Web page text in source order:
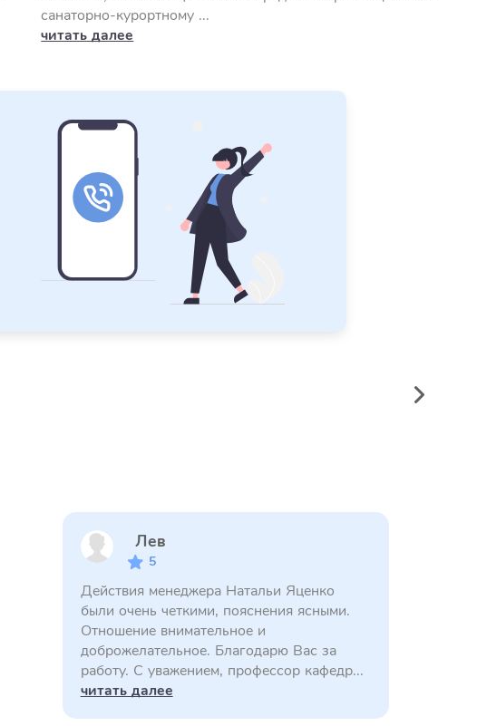
санаторно-курортному ...
читать далее
Лев
5
Действия менеджера Натальи Яценко
были очень четкими, пояснения ясными.
Отношение внимательное и
доброжелательное. Благодарю Вас за
работу. С уважением, профессор кафедр...
читать далее